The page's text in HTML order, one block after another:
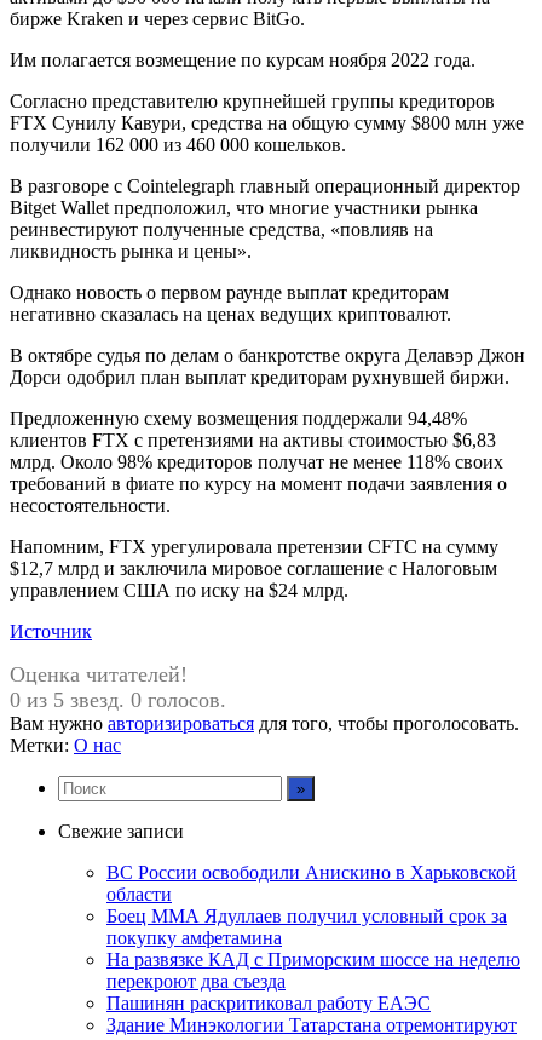
бирже Kraken и через сервис BitGo.
Им полагается возмещение по курсам ноября 2022 года.
Согласно представителю крупнейшей группы кредиторов
FTX Сунилу Кавури, средства на общую сумму $800 млн уже
получили 162 000 из 460 000 кошельков.
В разговоре с Cointelegraph главный операционный директор
Bitget Wallet предположил, что многие участники рынка
реинвестируют полученные средства, «повлияв на
ликвидность рынка и цены».
Однако новость о первом раунде выплат кредиторам
негативно сказалась на ценах ведущих криптовалют.
В октябре судья по делам о банкротстве округа Делавэр Джон
Дорси одобрил план выплат кредиторам рухнувшей биржи.
Предложенную схему возмещения поддержали 94,48%
клиентов FTX с претензиями на активы стоимостью $6,83
млрд. Около 98% кредиторов получат не менее 118% своих
требований в фиате по курсу на момент подачи заявления о
несостоятельности.
Напомним, FTX урегулировала претензии CFTC на сумму
$12,7 млрд и заключила мировое соглашение с Налоговым
управлением США по иску на $24 млрд.
Источник
Оценка читателей!
0 из 5 звезд. 0 голосов.
Вам нужно авторизироваться для того, чтобы проголосовать.
Метки: О нас
Свежие записи
ВС России освободили Анискино в Харьковской
области
Боец ММА Ядуллаев получил условный срок за
покупку амфетамина
На развязке КАД с Приморским шоссе на неделю
перекроют два съезда
Пашинян раскритиковал работу ЕАЭС
Здание Минэкологии Татарстана отремонтируют